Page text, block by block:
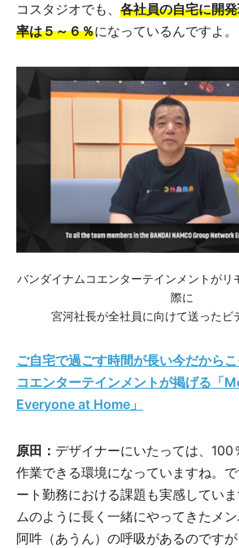
コスタジオでも、 各社員の自宅に開
率は５～６％になっているんですよ。
バンダイナムコエンターテインメントがリ
際に
宮河社長が全社員に向けて送ったビ
ご自宅で過ごす時間が長い今だから
コエンターテインメントが掲げる「
Everyone at Home」
原田： デザイナーにいたっては、100
作業できる環境になっていますね。
ート勤務における課題も実感してい
ムのように長く一緒にやってきたメ
阿吽（あうん）の呼吸があるのです